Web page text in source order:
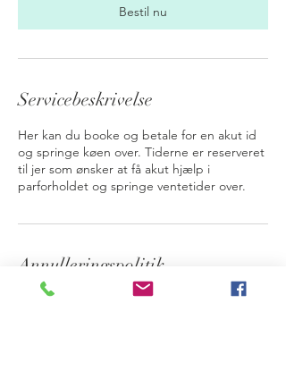
n
Bestil nu
Servicebeskrivelse
Her kan du booke og betale for en akut id
og springe køen over. Tiderne er reserveret
til jer som ønsker at få akut hjælp i
parforholdet og springe ventetider over.
Annulleringspolitik
Kontakt os venligst 24 timer inden en evt.